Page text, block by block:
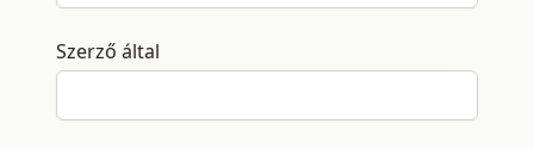
Szerző által